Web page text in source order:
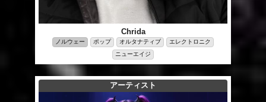
Chrida
ノルウェー ポップ オルタナティブ
エレクトロニク
ニューエイジ
アーティスト